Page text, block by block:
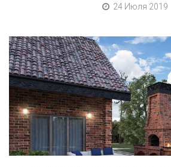
24 Июля 2019
В этой статье мы
нужно учесть при выборе и
облицовочных материалов